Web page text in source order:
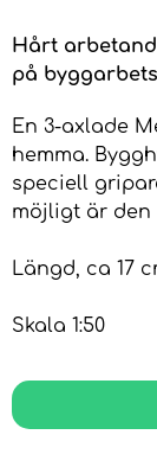
Hårt
på
En 3-axlade
hemma.
speciell
möjligt är den
Längd, ca 17
Skala 1:50